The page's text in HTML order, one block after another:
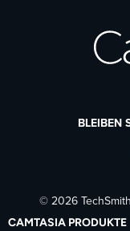
BLEIBEN
© 2026
CAMTASIA PRODUKTE